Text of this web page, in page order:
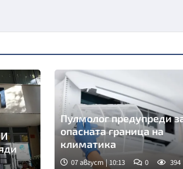
Пулмолог предупреди
опасната граница на
климатика
07 август | 10:13 0 394